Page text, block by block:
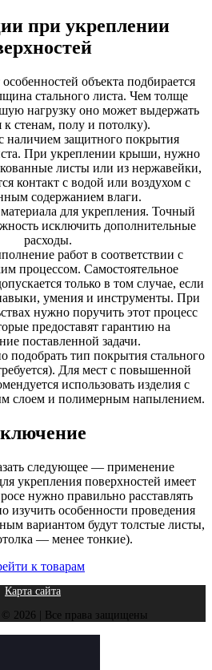
при укреплении
объекта подбирается
стального листа. Чем толще
нагрузку оно может выдержать
к стенам, полу и потолку).
наличием защитного покрытия
При укреплении крыши, нужно
листы или из нержавейки,
контакт с водой или воздухом с
содержанием влаги.
для укрепления. Точный
исключить дополнительные
расходы.
работ в соответствии с
процессом. Самостоятельное
только в том случае, если
умения и инструменты. При
нужно поручить этот процесс
предоставят гарантию на
поставленной задачи.
подобрать тип покрытия стального
Для мест с повышенной
использовать изделия с
слоем и полимерным напылением.
следующее — применение
укрепления поверхностей имеет
нужно правильно расставлять
изучить особенности проведения
вариантом будут толстые листы,
— менее тонкие).
к товарам
Карта сайта
| Все права защищены